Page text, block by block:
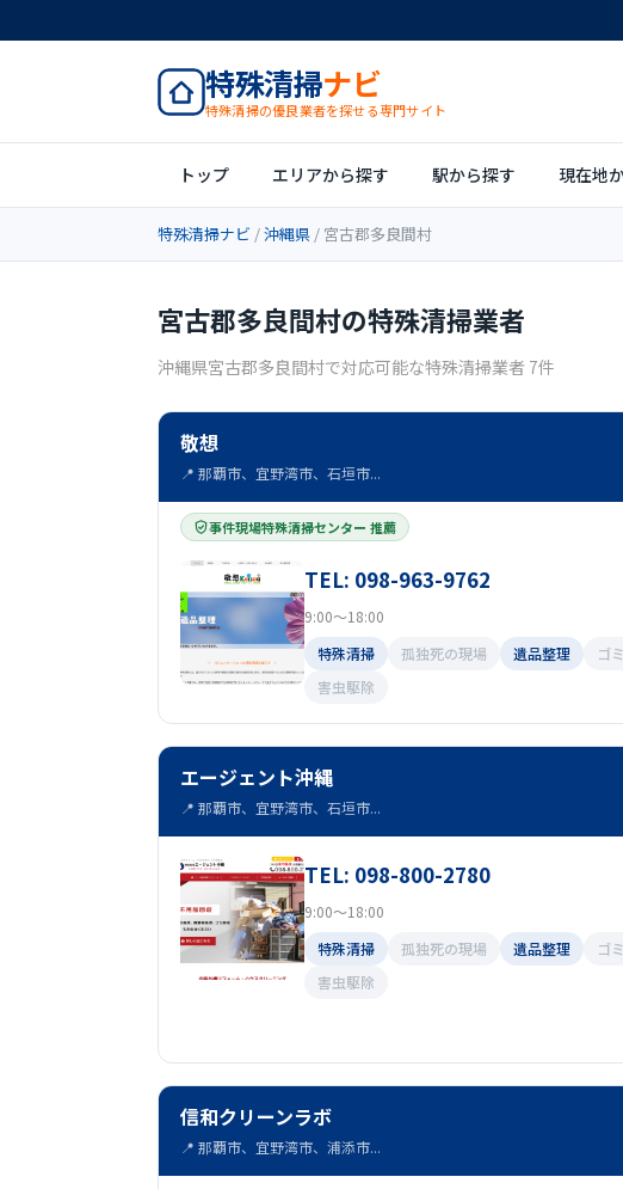
特殊清掃ナビ
特殊清掃の優良業者を探せる専門サイト
トップ エリアから探す 駅から探す 現在地
特殊清掃ナビ /沖縄県 / 宮古郡多良間村
宮古郡多良間村の特殊清掃業者
沖縄県宮古郡多良間村で対応可能な特殊清掃業者 7件
敬想
📍 那覇市、宜野湾市、石垣市...
事件現場特殊清掃センター 推薦
TEL: 098-963-9762
9:00～18:00
特殊清掃
孤独死の現場 遺品整理 ゴ
害虫駆除
エージェント沖縄
📍 那覇市、宜野湾市、石垣市...
TEL: 098-800-2780
9:00～18:00
特殊清掃
孤独死の現場 遺品整理 ゴ
害虫駆除
信和クリーンラボ
📍 那覇市、宜野湾市、浦添市...